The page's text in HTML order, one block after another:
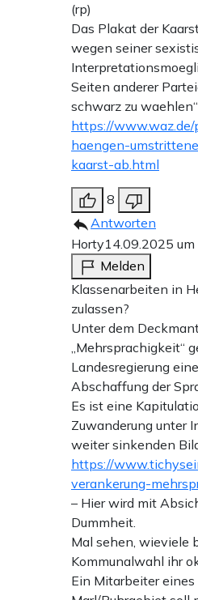
(rp)
Das Plakat der
wegen seiner
Seiten anderer
schwarz zu waehlen“
https://
haengen-
kaarst-ab.html
8
Antworten
Horty14.09.2025
Melden
Klassenarbeiten in
zulassen?
Unter dem
„Mehrsprachigkeit“
Landesregierung
Abschaffung der
Es ist eine
Zuwanderung unter
weiter sinkenden
https://
verankerung-
– Hier wird mit
Dummheit.
Mal sehen, wieviele
Kommunalwahl ihr
Ein Mitarbeiter eines